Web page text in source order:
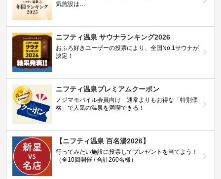
気施設は…
ニフティ温泉 サウナランキング2026
おふろ好きユーザーの投票により、全国No.1サウナが
決定！
ニフティ温泉プレミアムクーポン
ノジマモバイル会員向け 通常よりもお得な「特別価
格」で人気の温泉を満喫できる！
【ニフティ温泉 百名湯2026】
行ってみたい施設に投票してプレゼントを当てよう！
（全10回開催 / 合計260名様）